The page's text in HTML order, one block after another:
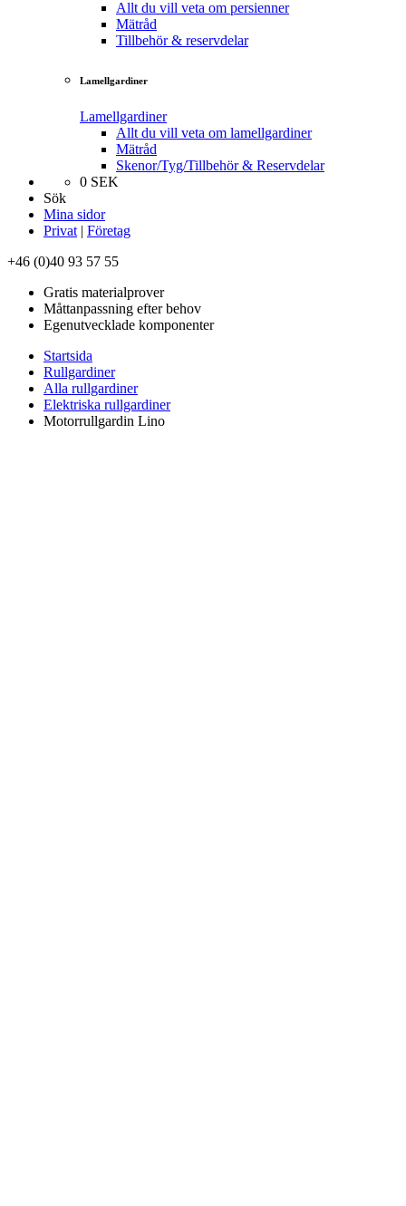
Allt du vill veta om persienner
Mätråd
Tillbehör & reservdelar
Lamellgardiner
Lamellgardiner
Allt du vill veta om lamellgardiner
Mätråd
Skenor/Tyg/Tillbehör & Reservdelar
0 SEK
Sök
Mina sidor
Privat | Företag
+46 (0)40 93 57 55
Gratis materialprover
Måttanpassning efter behov
Egenutvecklade komponenter
Startsida
Rullgardiner
Alla rullgardiner
Elektriska rullgardiner
Motorrullgardin Lino